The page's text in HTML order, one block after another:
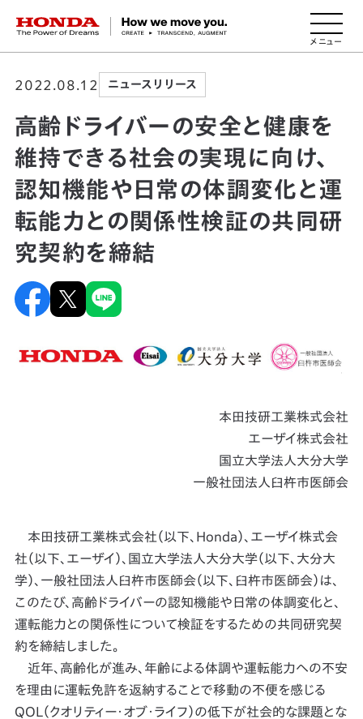
HONDA The Power of Dreams
2022.08.12 ニュースリリース
高齢ドライバーの安全と健康を
維持できる社会の実現に向け、
認知機能や日常の体調変化と運
転能力との関係性検証の共同研
究契約を締結
本田技研工業株式会社
エーザイ株式会社
国立大学法人大分大学
一般社団法人臼杵市医師会
本田技研工業株式会社（以下、Honda）、エーザイ株式会
社（以下、エーザイ）、国立大学法人大分大学（以下、大分大
学）、一般社団法人臼杵市医師会（以下、臼杵市医師会）は、
このたび、高齢ドライバーの認知機能や日常の体調変化と、
運転能力との関係性について検証をするための共同研究契
約を締結しました。
近年、高齢化が進み、年齢による体調や運転能力への不安
を理由に運転免許を返納することで移動の不便を感じる
QOL（クオリティー・オブ・ライフ）の低下が社会的な課題とな